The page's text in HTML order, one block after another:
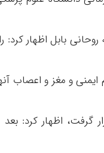
بابل اظهار کرد:
و مغز و اعصاب
قرار گرفت، اظهار کرد: بعد